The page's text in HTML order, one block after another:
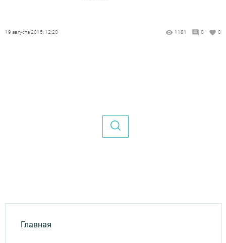
19 августа 2015, 12:20 1181 0 0
Главная